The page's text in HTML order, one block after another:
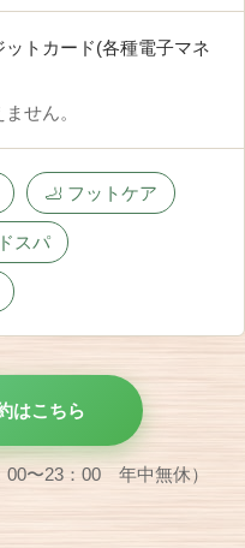
トカード(各種電子マネ
せん。
🦶 フットケア
スパ
はこちら
00〜23：00 年中無休）